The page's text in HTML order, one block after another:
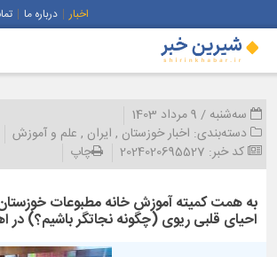
اخبار درباره ما
سه‌شنبه / 9 مرداد 1403
دسته‌بندی: اخبار خوزستان , ایران , علم و آموزش
کد خبر: 2024020695527 چاپ
به همت کمیته آموزش خانه مطبوعات
احیای قلبی ریوی (چگونه نجاتگر باشیم؟) در